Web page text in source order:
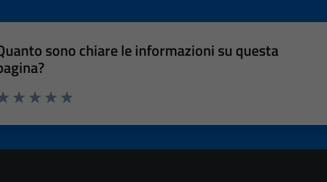
sono chiare le informazioni su questa